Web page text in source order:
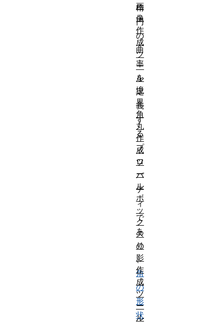
楕
円
の
曲
率
を
定
義
す
る
プ
ロ
パ
テ
ィ
で
あ
り
、
角
の
形
状
画
像
作
成
ツ
ー
ル
境
界
角
丸
作
成
ツ
ー
ル
ボ
ッ
ク
ス
の
影
作
成
ツ
ー
ル